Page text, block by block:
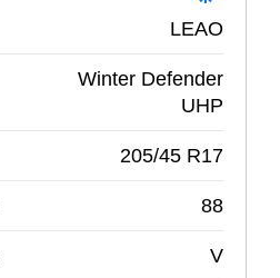
LEAO
Winter Defender
UHP
205/45 R17
88
V